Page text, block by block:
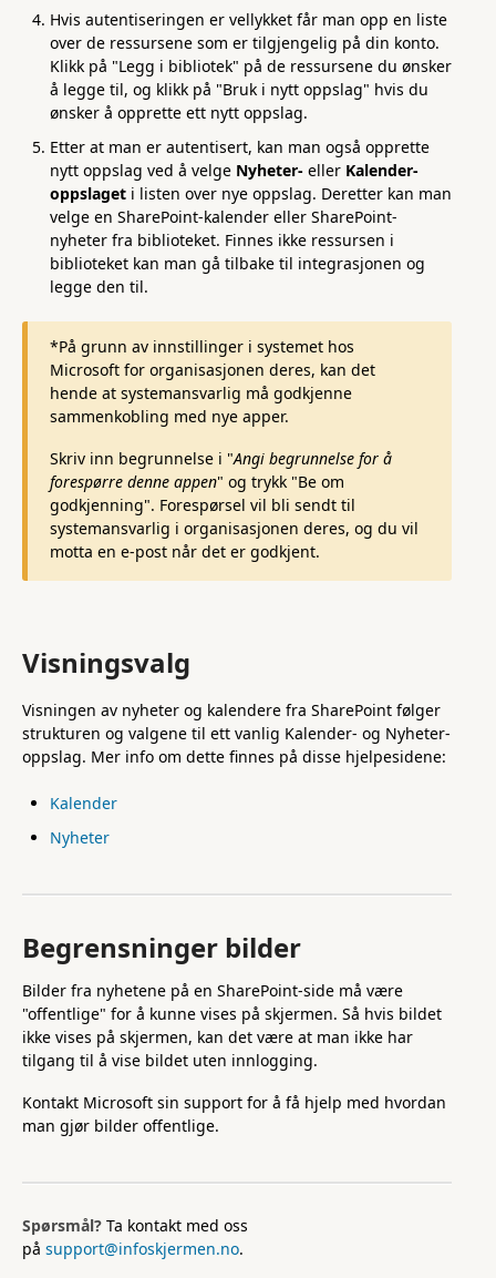
Hvis autentiseringen er vellykket får man opp en liste
over de ressursene som er tilgjengelig på din konto.
Klikk på "Legg i bibliotek" på de ressursene du ønsker
å legge til, og klikk på "Bruk i nytt oppslag" hvis du
ønsker å opprette ett nytt oppslag.
Etter at man er autentisert, kan man også opprette
nytt oppslag ved å velge Nyheter- eller Kalender-
oppslaget i listen over nye oppslag. Deretter kan man
velge en SharePoint-kalender eller SharePoint-
nyheter fra biblioteket. Finnes ikke ressursen i
biblioteket kan man gå tilbake til integrasjonen og
legge den til.
*På grunn av innstillinger i systemet hos
Microsoft for organisasjonen deres, kan det
hende at systemansvarlig må godkjenne
sammenkobling med nye apper.
Skriv inn begrunnelse i "Angi begrunnelse for å
forespørre denne appen" og trykk "Be om
godkjenning". Forespørsel vil bli sendt til
systemansvarlig i organisasjonen deres, og du vil
motta en e-post når det er godkjent.
Visningsvalg
Visningen av nyheter og kalendere fra SharePoint følger
strukturen og valgene til ett vanlig Kalender- og Nyheter-
oppslag. Mer info om dette finnes på disse hjelpesidene:
Kalender
Nyheter
Begrensninger bilder
Bilder fra nyhetene på en SharePoint-side må være
"offentlige" for å kunne vises på skjermen. Så hvis bildet
ikke vises på skjermen, kan det være at man ikke har
tilgang til å vise bildet uten innlogging.
Kontakt Microsoft sin support for å få hjelp med hvordan
man gjør bilder offentlige.
Spørsmål? Ta kontakt med oss
på support@infoskjermen.no.